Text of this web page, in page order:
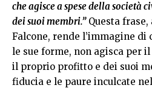
che agisce a spese della società
dei suoi membri.”Questa
Falcone, rende l’immagine di
le sue forme, non agisca per
il proprio profitto e dei suoi
fiducia e le paure inculcate